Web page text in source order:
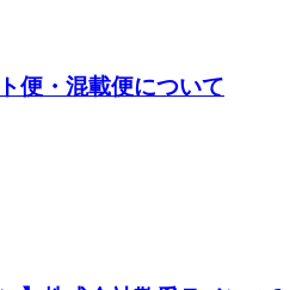
便・混載便について